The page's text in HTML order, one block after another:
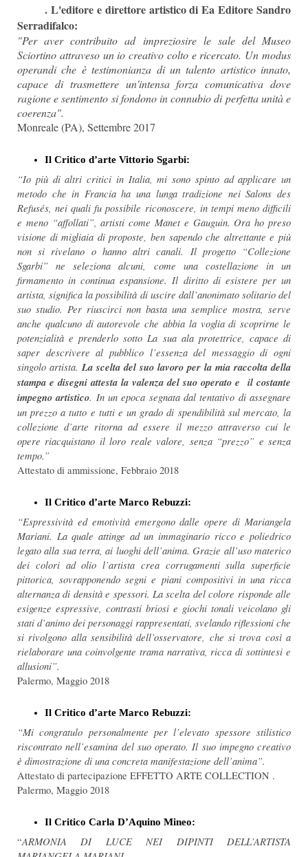
. L'editore e direttore artistico di Ea Editore Sandro
Serradifalco:
"Per aver contribuito ad impreziosire le sale del Museo
Sciortino attraveso un io creativo colto e ricercato. Un modus
operandi che è testimonianza di un talento artistico innato,
capace di trasmettere un'intensa forza comunicativa dove
ragione e sentimento si fondono in connubio di perfetta unità e
coerenza".
Monreale (PA), Settembre 2017
Il Critico d’arte Vittorio Sgarbi:
“Io più di altri critici in Italia, mi sono spinto ad applicare un
metodo che in Francia ha una lunga tradizione nei Salons des
Refusés, nei quali fu possibile riconoscere, in tempi meno difficili
e meno “affollati”, artisti come Manet e Gauguin. Ora ho preso
visione di migliaia di proposte, ben sapendo che altrettante e più
non si rivelano o hanno altri canali. Il progetto “Collezione
Sgarbi” ne seleziona alcuni, come una costellazione in un
firmamento in continua espansione. Il diritto di esistere per un
artista, significa la possibilità di uscire dall’anonimato solitario del
suo studio. Per riuscirci non basta una semplice mostra, serve
anche qualcuno di autorevole che abbia la voglia di scoprirne le
potenzialità e prenderlo sotto La sua ala protettrice, capace di
saper descrivere al pubblico l’essenza del messaggio di ogni
singolo artista. La scelta del suo lavoro per la mia raccolta della
stampa e disegni attesta la valenza del suo operato e il costante
impegno artistico. In un epoca segnata dal tentativo di assegnare
un prezzo a tutto e tutti e un grado di spendibilità sul mercato, la
collezione d’arte ritorna ad essere il mezzo attraverso cui le
opere riacquistano il loro reale valore, senza “prezzo” e senza
tempo.”
Attestato di ammissione, Febbraio 2018
Il Critico d’arte Marco Rebuzzi:
“Espressività ed emotività emergono dalle opere di Mariangela
Mariani. La quale attinge ad un immaginario ricco e poliedrico
legato alla sua terra, ai luoghi dell’anima. Grazie all’uso materico
dei colori ad olio l’artista crea corrugamenti sulla superficie
pittorica, sovrapponendo segni e piani compositivi in una ricca
alternanza di densità e spessori. La scelta del colore risponde alle
esigenze espressive, contrasti briosi e giochi tonali veicolano gli
stati d’animo dei personaggi rappresentati, svelando riflessioni che
si rivolgono alla sensibilità dell’osservatore, che si trova così a
rielaborare una coinvolgente trama narrativa, ricca di sottintesi e
allusioni”.
Palermo, Maggio 2018
Il Critico d’arte Marco Rebuzzi:
“Mi congratulo personalmente per l’elevato spessore stilistico
riscontrato nell’esamina del suo operato. Il suo impegno creativo
è dimostrazione di una concreta manifestazione dell’anima”.
Attestato di partecipazione EFFETTO ARTE COLLECTION .
Palermo, Maggio 2018
Il Critico Carla D’Aquino Mineo:
“ARMONIA DI LUCE NEI DIPINTI DELL’ARTISTA